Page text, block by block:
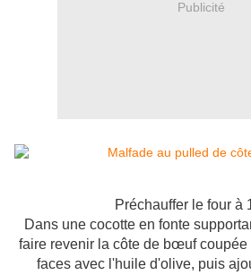
Publicité
Préchauffer le four à
Dans une cocotte en fonte
faire revenir la côte de bœuf coupée
faces avec l'huile d'olive, puis